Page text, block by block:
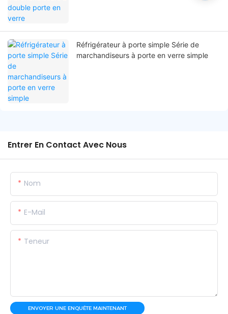
Réfrigérateur à porte simple Série de
marchandiseurs à porte en verre simple
Entrer En Contact Avec Nous
Nom
E-Mail
Teneur
ENVOYER UNE ENQUÊTE MAINTENANT